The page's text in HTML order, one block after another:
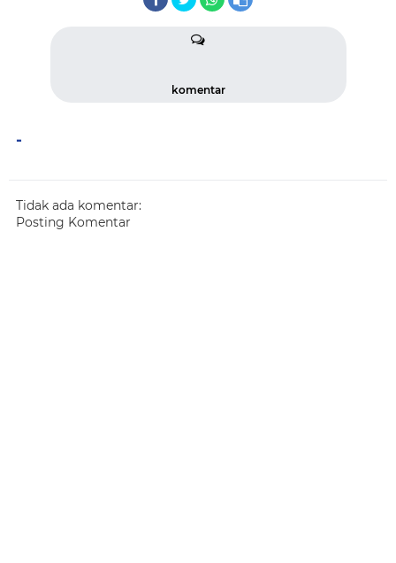
komentar
-
Tidak ada komentar:
Posting Komentar